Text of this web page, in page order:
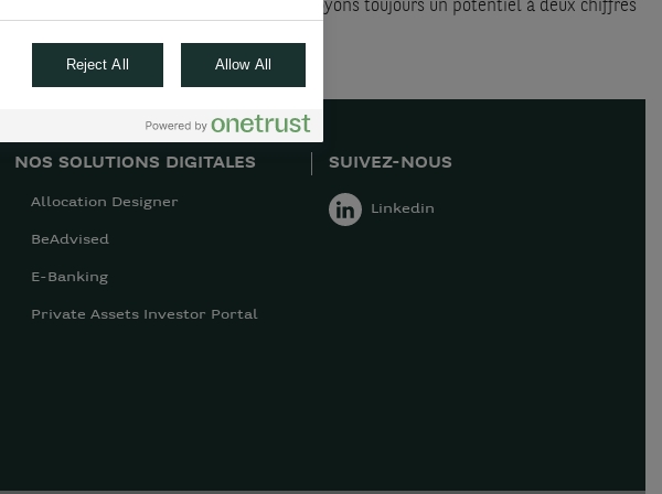
Nous avons toujours, nous prévoyons toujours un potentiel à deux chiffres
mois prochain. Merci et au revoir.
NOS SOLUTIONS DIGITALES
Allocation Designer
BeAdvised
E-Banking
Private Assets Investor Portal
SUIVEZ-NOUS
Linkedin
Reject All Allow All